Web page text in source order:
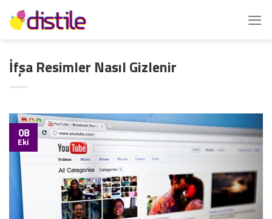
İçeriğe
atla
İfşa Resimler Nasıl Gizlenir
08
Eki